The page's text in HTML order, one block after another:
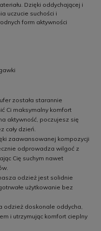
Dzięki oddychającej i
uczucie suchości i
form aktywności
została starannie
Ci maksymalny komfort
aktywność, poczujesz się
cały dzień.
zaawansowanej kompozycji
odprowadza wilgoć z
Cię suchym nawet
odzież jest solidnie
użytkowanie bez
odzież doskonale oddycha,
i utrzymując komfort cieplny